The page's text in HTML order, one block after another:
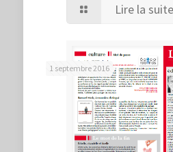
Lire la suite
1 septembre 2016